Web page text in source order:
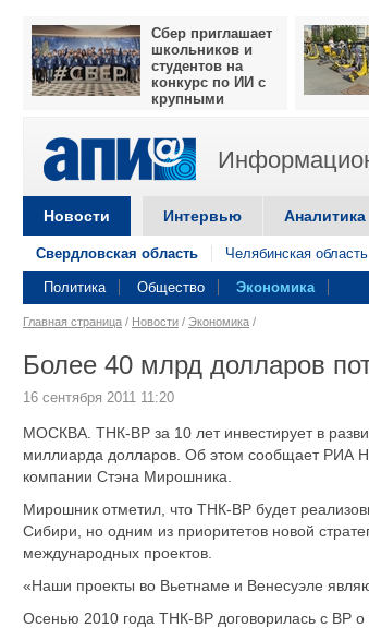
Сбер приглашает
школьников и
студентов на
конкурс по ИИ с
крупными
Новости Интервью Аналитика
Свердловская область Челябинская область
Политика Общество Экономика
Главная страница / Новости / Экономика /
Более 40 млрд долларов
16 сентября 2011 11:20
МОСКВА. ТНК-BP за 10 лет инвестирует в
миллиарда долларов. Об этом сообщает РИА
компании Стэна Мирошника.
Мирошник отметил, что ТНК-BP будет
Сибири, но одним из приоритетов новой
международных проектов.
«Наши проекты во Вьетнаме и Венесуэле
Осенью 2010 года ТНК-ВР договорилась с ВР о